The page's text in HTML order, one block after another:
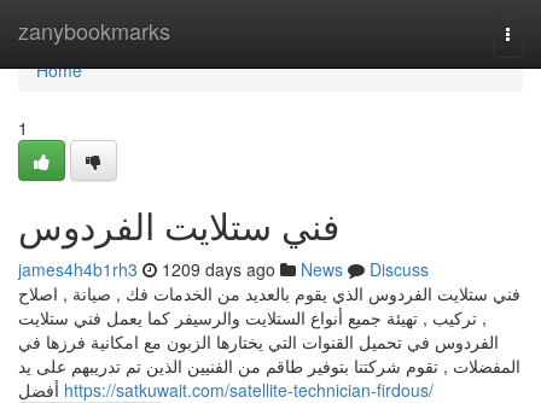
zanybookmarks
Home
Home
1
فني ستلايت الفردوس
james4h4b1rh3 1209 days ago News
Discuss
فني ستلايت الفردوس الذي يقوم بالعديد من الخدمات فك , صيانة , اصلاح
, تركيب , تهيئة جميع أنواع الستلايت والرسيفر كما يعمل فني ستلايت
الفردوس في تحميل القنوات التي يختارها الزبون مع امكانية فرزها في
المفضلات , تقوم شركتنا بتوفير طاقم من الفنيين الذين تم تدريبهم على يد
https://satkuwait.com/satellite-technician-firdous/